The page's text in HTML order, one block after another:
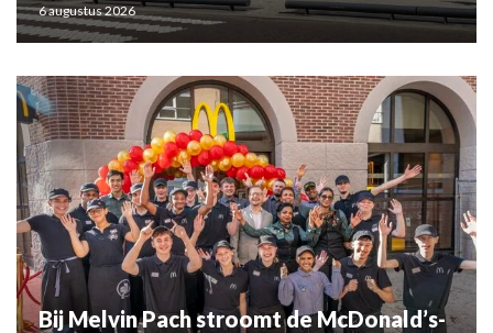
6 augustus 2026
Bij Melvin Pach stroomt de McDonald’s-